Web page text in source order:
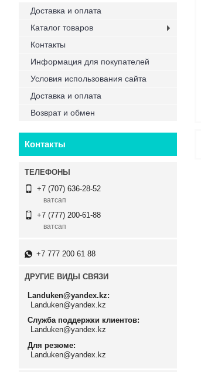
Доставка и оплата
Каталог товаров
Контакты
Информация для покупателей
Условия использования сайта
Доставка и оплата
Возврат и обмен
Контакты
+7 (707) 636-28-52
ватсап
+7 (777) 200-61-88
ватсап
+7 777 200 61 88
ДРУГИЕ ВИДЫ СВЯЗИ
Landuken@yandex.kz
Landuken@yandex.kz
Служба поддержки клиентов
Landuken@yandex.kz
Для резюме
Landuken@yandex.kz